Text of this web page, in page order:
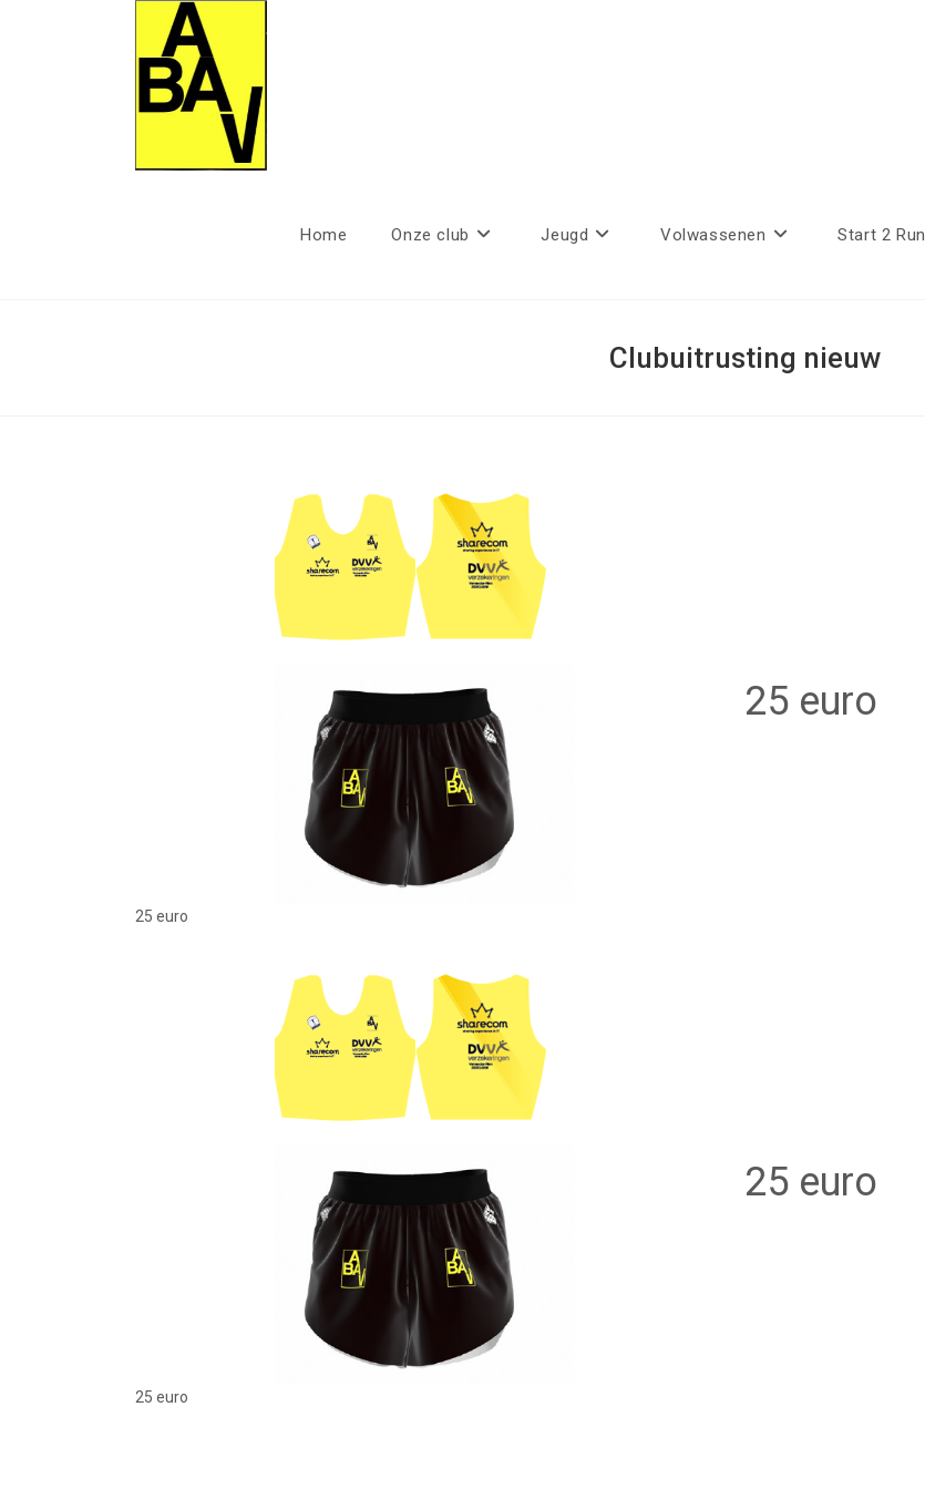
Home Onze club Jeugd Volwassenen Start 2 Run
Clubuitrusting nieuw
25 euro
25 euro
25 euro
25 euro